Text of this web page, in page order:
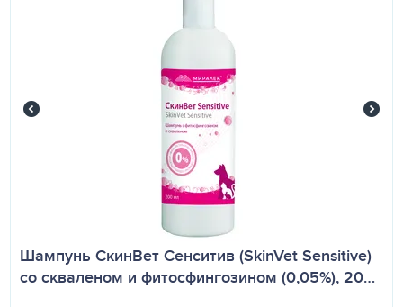
​Шампунь СкинВет Сенситив (SkinVet Sensitive)
со скваленом и фитосфингозином (0,05%), 20…